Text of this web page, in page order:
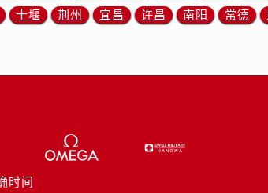
次区顺城街欧米茄售后服务中心（需提前预约
郊区平阳东街与新城大道交叉口欧米茄售后服务
盐湖区河东街欧米茄售后服务中心（需提前预约
潞州区英雄中路欧米茄售后服务中心（需提前预
十堰 荆州 宜昌 许昌 南阳 常德
时间